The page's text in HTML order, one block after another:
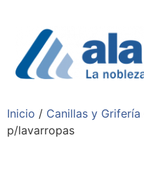
Inicio / Canillas y Grifería
p/lavarropas